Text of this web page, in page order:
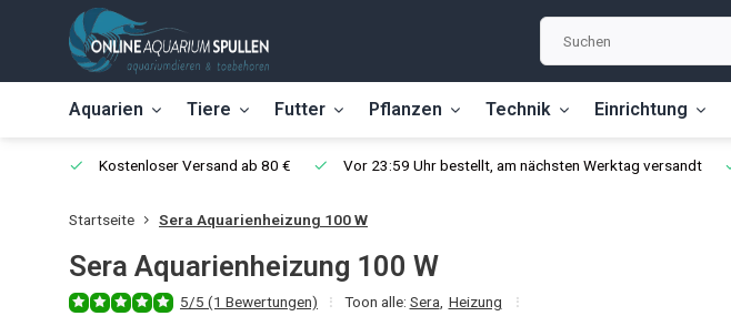
Aquarien Tiere Futter Pflanzen Technik Einrichtung
Kostenloser Versand ab 80 € Vor 23:59 Uhr bestellt, am nächsten Werktag versandt
Startseite Sera Aquarienheizung 100 W
Sera Aquarienheizung 100 W
5/5 (1 Bewertungen) Toon alle: Sera Heizung